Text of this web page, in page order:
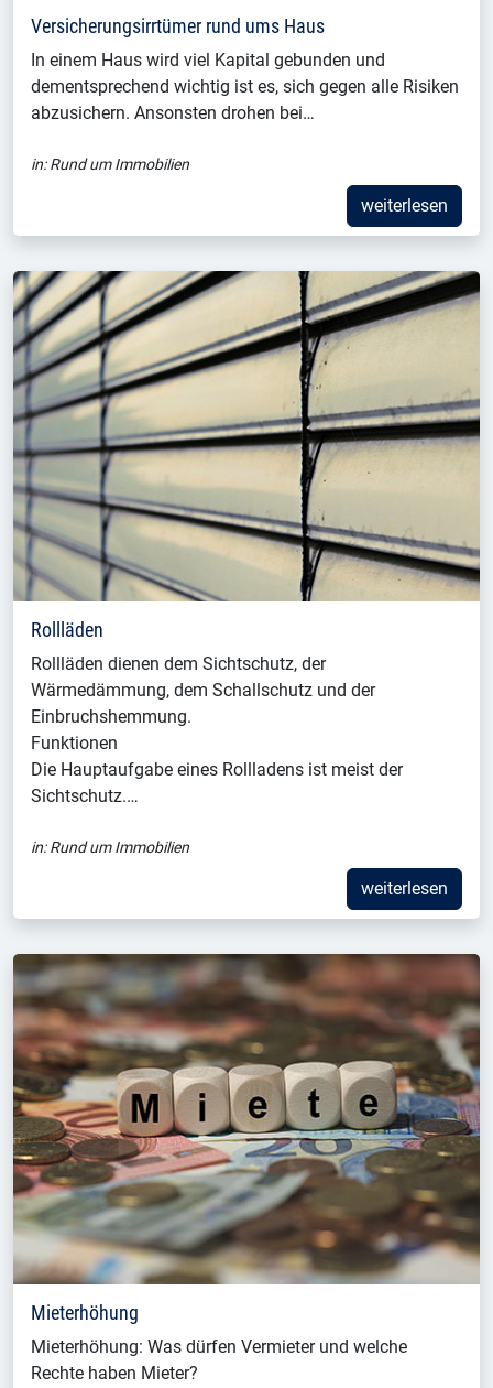
Versicherungsirrtümer rund ums Haus
In einem Haus wird viel Kapital gebunden und
dementsprechend wichtig ist es, sich gegen alle Risiken
abzusichern. Ansonsten drohen bei…
in:Rund um Immobilien
weiterlesen
Rollläden
Rollläden dienen dem Sichtschutz, der
Wärmedämmung, dem Schallschutz und der
Einbruchshemmung.
Funktionen
Die Hauptaufgabe eines Rollladens ist meist der
Sichtschutz.…
in:Rund um Immobilien
weiterlesen
Mieterhöhung
Mieterhöhung: Was dürfen Vermieter und welche
Rechte haben Mieter?